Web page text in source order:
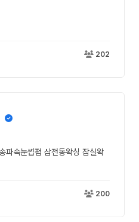
202
200